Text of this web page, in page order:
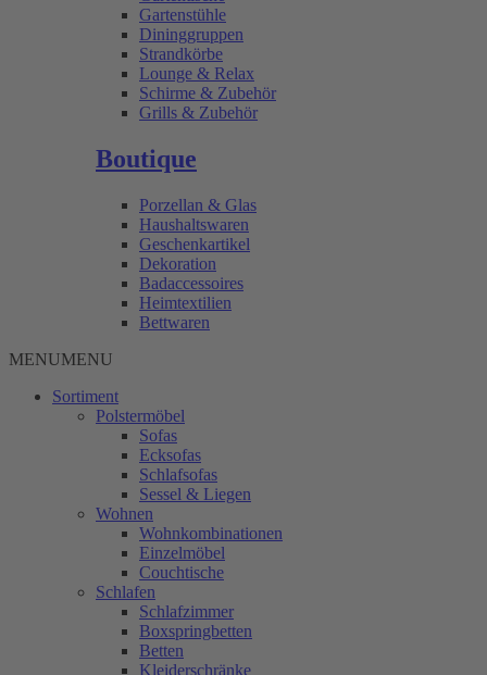
Gartenstühle
Dininggruppen
Strandkörbe
Lounge & Relax
Schirme & Zubehör
Grills & Zubehör
Boutique
Porzellan & Glas
Haushaltswaren
Geschenkartikel
Dekoration
Badaccessoires
Heimtextilien
Bettwaren
MENUMENU
Sortiment
Polstermöbel
Sofas
Ecksofas
Schlafsofas
Sessel & Liegen
Wohnen
Wohnkombinationen
Einzelmöbel
Couchtische
Schlafen
Schlafzimmer
Boxspringbetten
Betten
Kleiderschränke